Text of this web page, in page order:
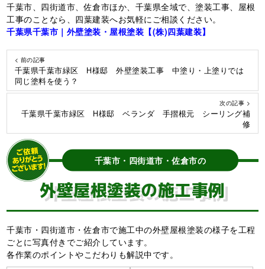
千葉市、四街道市、佐倉市ほか、千葉県全域で、塗装工事、屋根
工事のことなら、四葉建装へお気軽にご相談ください。
千葉県千葉市｜外壁塗装・屋根塗装【(株)四葉建装】
< 前の記事
千葉県千葉市緑区 H様邸 外壁塗装工事 中塗り・上塗りでは
同じ塗料を使う？
次の記事 >
千葉県千葉市緑区 H様邸 ベランダ 手摺根元 シーリング補
修
千葉市・四街道市・佐倉市の
外壁屋根塗装の施工事例
千葉市・四街道市・佐倉市で施工中の外壁屋根塗装の様子を工程
ごとに写真付きでご紹介しています。
各作業のポイントやこだわりも解説中です。